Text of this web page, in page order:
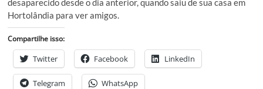
Hortolândia para ver amigos.
Compartilhe isso:
Twitter Facebook LinkedIn
Telegram WhatsApp